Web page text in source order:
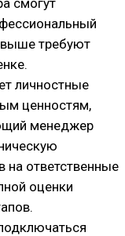
смогут
выше требуют
личностные
ценностям,
менеджер
на ответственные
оценки